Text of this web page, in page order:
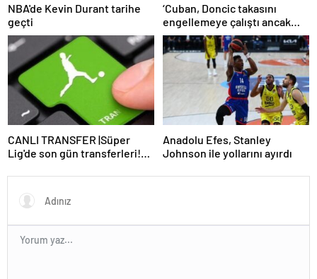
NBA'de Kevin Durant tarihe
geçti
‘Cuban, Doncic takasını
engellemeye çalıştı ancak
geç kaldı’ iddiası! NBA
Haberleri
CANLI TRANSFER |Süper
Lig'de son gün transferleri!
Anadolu Efes, Stanley
Johnson ile yollarını ayırdı